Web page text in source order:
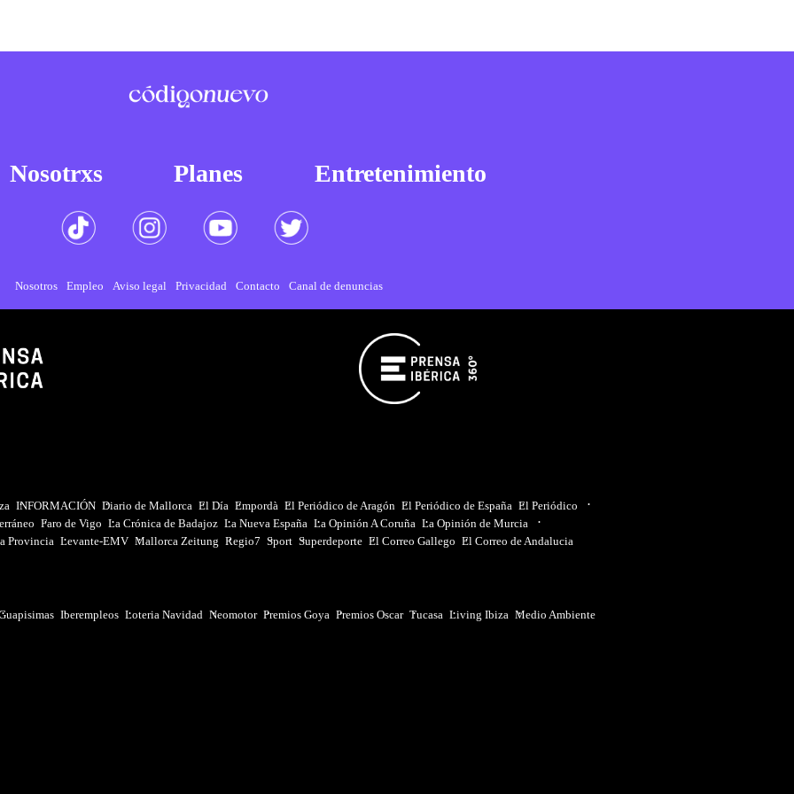
Nosotrxs Planes Entretenimiento
Nosotros Empleo Aviso legal Privacidad Contacto Canal de denuncias
INFORMACIÓN Diario de Mallorca El Día Empordà El Periódico de Aragón El Periódico de España El Periódico
Faro de Vigo La Crónica de Badajoz La Nueva España La Opinión A Coruña La Opinión de Murcia
Provincia Levante-EMV Mallorca Zeitung Regio7 Sport Superdeporte El Correo Gallego El Correo de Andalucia
Iberempleos Loteria Navidad Neomotor Premios Goya Premios Oscar Tucasa Living Ibiza Medio Ambiente